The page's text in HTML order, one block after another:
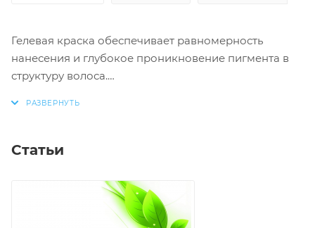
Гелевая краска обеспечивает равномерность
нанесения и глубокое проникновение пигмента в
структуру волоса.
+ максимальная защита волос от повреждений
Активные компоненты:
Статьи